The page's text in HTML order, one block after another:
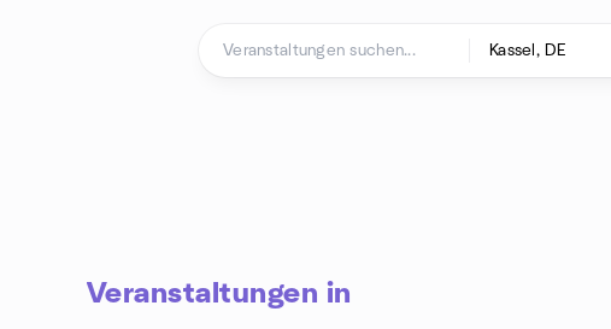
Veranstaltungen in